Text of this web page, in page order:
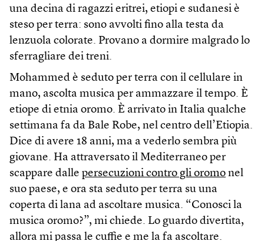
una decina di ragazzi eritrei, etiopi e sudanesi è
steso per terra: sono avvolti fino alla testa da
lenzuola colorate. Provano a dormire malgrado lo
sferragliare dei treni.
Mohammed è seduto per terra con il cellulare in
mano, ascolta musica per ammazzare il tempo. È
etiope di etnia oromo. È arrivato in Italia qualche
settimana fa da Bale Robe, nel centro dell’Etiopia.
Dice di avere 18 anni, ma a vederlo sembra più
giovane. Ha attraversato il Mediterraneo per
scappare dalle persecuzioni contro gli oromo nel
suo paese, e ora sta seduto per terra su una
coperta di lana ad ascoltare musica. “Conosci la
musica oromo?”, mi chiede. Lo guardo divertita,
allora mi passa le cuffie e me la fa ascoltare.